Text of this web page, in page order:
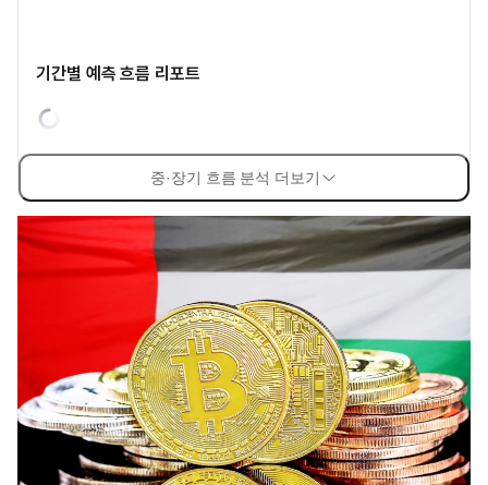
기간별 예측 흐름 리포트
중·장기 흐름 분석 더보기